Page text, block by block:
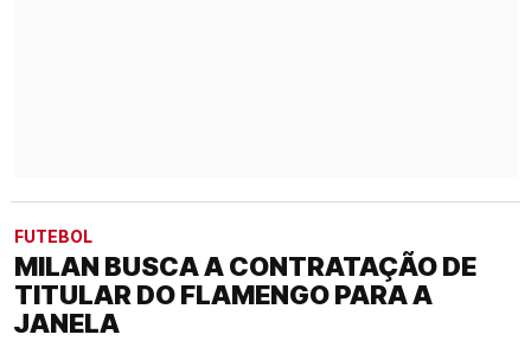
FUTEBOL
MILAN BUSCA A CONTRATAÇÃO DE
TITULAR DO FLAMENGO PARA A
JANELA